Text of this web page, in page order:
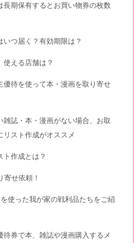
長期保有するとお買い物券の枚数
つ届く？有効期限は？
使える店舗は？
優待を使って本・漫画を取り寄せ
雑誌・本・漫画がない場合、お取
リスト作成がオススメ
ト作成とは？
寄せ依頼！
使った我が家の戦利品たちをご紹
券で本、雑誌や漫画購入するメ